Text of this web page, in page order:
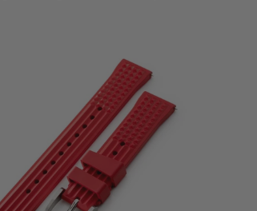
recensioni
totali